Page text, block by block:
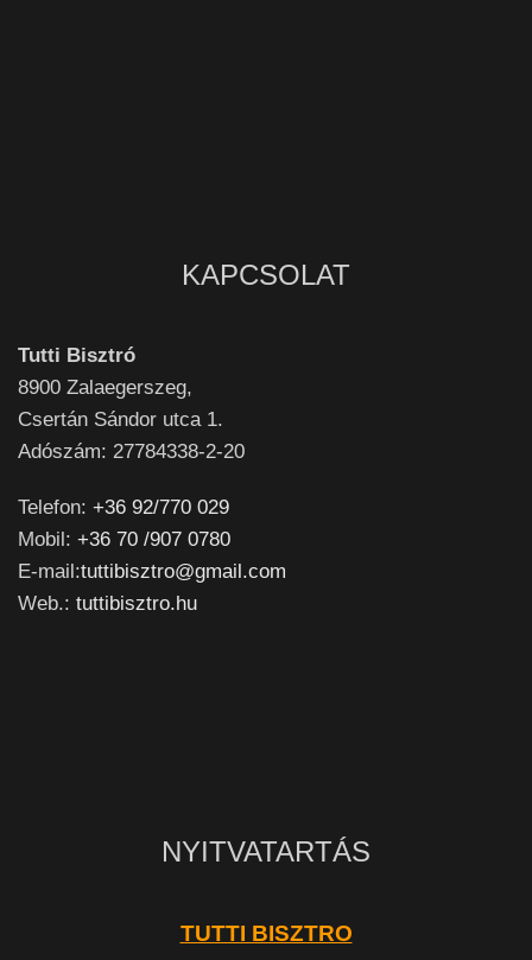
KAPCSOLAT
Tutti Bisztró
8900 Zalaegerszeg,
Csertán Sándor utca 1.
Adószám: 27784338-2-20
Telefon: +36 92/770 029
Mobil: +36 70 /907 0780
E-mail:tuttibisztro@gmail.com
Web.: tuttibisztro.hu
NYITVATARTÁS
TUTTI BISZTRO